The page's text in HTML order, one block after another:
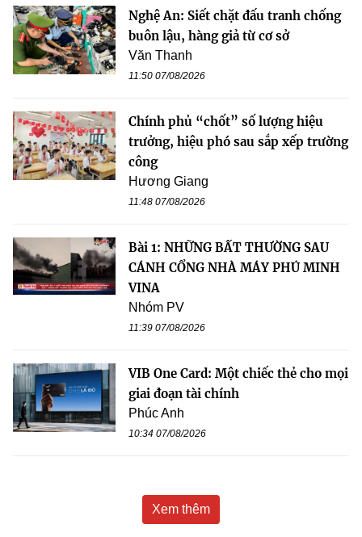
Nghệ An: Siết chặt đấu tranh chống
buôn lậu, hàng giả từ cơ sở
Văn Thanh
11:50 07/08/2026
Chính phủ “chốt” số lượng hiệu
trưởng, hiệu phó sau sắp xếp trường
công
Hương Giang
11:48 07/08/2026
Bài 1: NHỮNG BẤT THƯỜNG SAU
CÁNH CỔNG NHÀ MÁY PHÚ MINH
VINA
Nhóm PV
11:39 07/08/2026
VIB One Card: Một chiếc thẻ cho mọi
giai đoạn tài chính
Phúc Anh
10:34 07/08/2026
Xem thêm